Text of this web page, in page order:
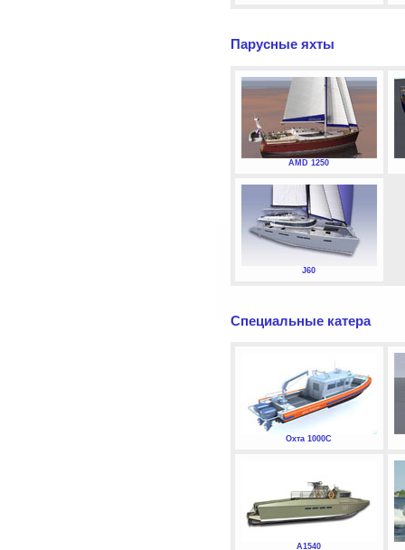
Парусные яхты
AMD 1250
J60
Специальные катера
Охта 1000С
А1540